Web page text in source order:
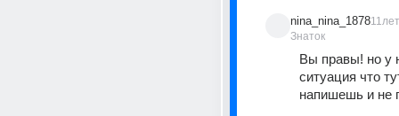
nina_nina_1878
Знаток
11лет
Вы правы! но у
ситуация что
напишешь и не